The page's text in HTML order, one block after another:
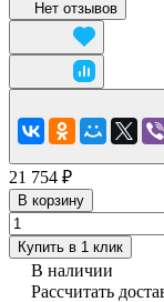
Нет отзывов
21 754 ₽
В корзину
Купить в 1 клик
В наличии
Рассчитать